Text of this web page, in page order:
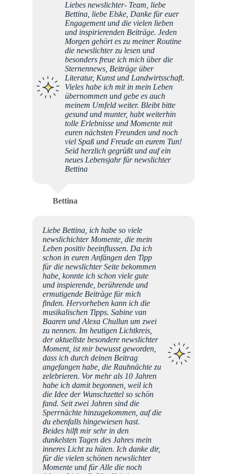
Liebes newslichter- Team, liebe
Bettina, liebe Elske, Danke für euer
Engagement und die vielen lieben
und inspirierenden Beiträge. Jeden
Morgen gehört es zu meiner Routine
die newslichter zu lesen und
besonders freue ich mich über die
Sternennews, Beiträge über
Literatur, Kunst und Landwirtsschaft.
Vieles habe ich mit in mein Leben
übernommen und gebe es auch
meinem Umfeld weiter. Bleibt bitte
gesund und munter, habt weiterhin
tolle Erlebnisse und Momente mit
euren nächsten Freunden und noch
viel Spaß und Freude an eurem Tun!
Seid herzlich gegrüßt und auf ein
neues Lebensjahr für newslichter
Bettina
Bettina
Liebe Bettina, ich habe so viele
newslichichter Momente, die mein
Leben positiv beeinflussen. Da ich
schon in euren Anfängen den Tipp
für die newslichter Seite bekommen
habe, konnte ich schon viele gute
und inspierende, berührende und
ermutigende Beiträge für mich
finden. Hervorheben kann ich die
musikalischen Tipps. Sabine van
Baaren und Alexa Chullun um zwei
zu nennen. Im heutigen Lichtkreis,
der aktuellste besondere newslichter
Moment, ist mir bewusst geworden,
dass ich durch deinen Beitrag
angefangen habe, die Rauhnächte zu
zelebrieren. Vor mehr als 10 Jahren
habe ich damit begonnen, weil ich
die Idee der Wunschzettel so schön
fand. Seit zwei Jahren sind die
Sperrnächte hinzugekommen, auf die
du ebenfalls hingewiesen hast.
Beides hilft mir sehr in den
dunkelsten Tagen des Jahres mein
inneres Licht zu hüten. Ich danke dir,
für die vielen schönen newslichter
Momente und für Alle die noch